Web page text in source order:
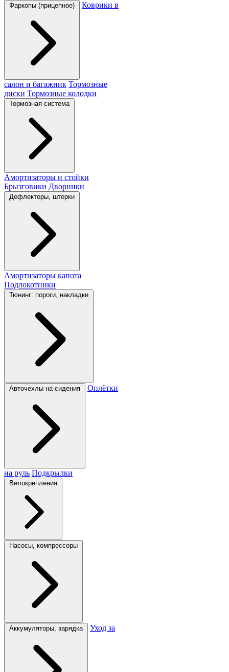
Фаркопы (прицепное) Коврики в
салон и багажник Тормозные
диски Тормозные колодки
Тормозная система
Амортизаторы и стойки
Брызговики Дворники
Дефлекторы, шторки
Амортизаторы капота
Подлокотники
Тюнинг: пороги, накладки
Авточехлы на сидения Оплётки
на руль Подкрылки
Велокрепления
Насосы, компрессоры
Аккумуляторы, зарядка Уход за